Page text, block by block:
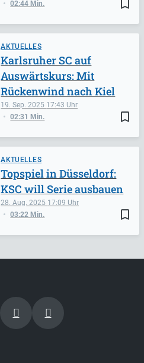
bookmark_border
02:44 Min.
AKTUELLES
bookmark_border
19. Sep. 2025 17:43
02:31 Min.
Karlsruher SC auf
Auswärtskurs: Mit
Rückenwind nach Kiel
AKTUELLES
bookmark_border
28. Aug. 2025 17:09
03:22 Min.
Topspiel in Düsseldorf:
KSC will Serie ausbauen